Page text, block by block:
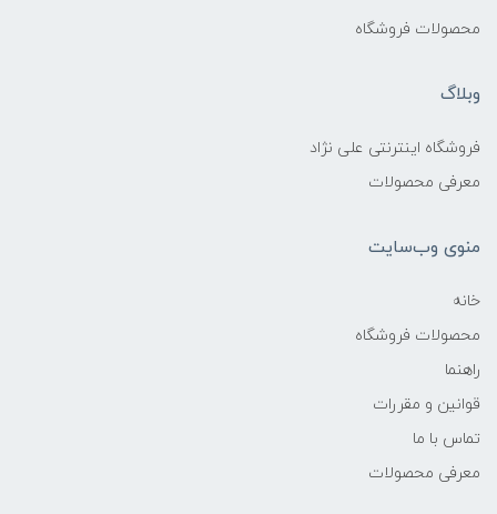
محصولات فروشگاه
وبلاگ
فروشگاه اینترنتی علی نژاد
معرفی محصولات
منوی وب‌سایت
خانه
محصولات فروشگاه
راهنما
قوانین و مقررات
تماس با ما
معرفی محصولات